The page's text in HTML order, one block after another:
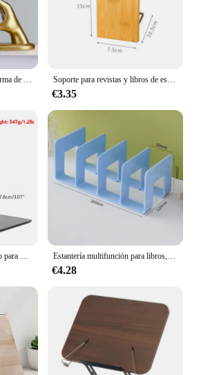
charm of a functional yet
The product's wholesale
from vendors and suppliers
for retailers looking to add a
item to their shelves.
Sujetalibros de mano con forma de corazón, tapón para libros, mano de obra fina, sujetalibros decorativos, soporte para libros para sujetar libros, estante para el hogar y la sala de estar Soporte para revistas y libros de escritorio de bambú natural, organizador, sujetalibros, soporte para libros, estante para libros
€3.35
Sujetalibros de Metal pesado para hombres, serie Star, Nave espacial, regalos, fanáticos, entusiastas de los libros, oficina, escritorio, hogar, Oficina Estantería multifunción para libros, revistas, sujetalibros de almacenamiento, soporte organizador de escritorio para libros, archivos de CD, suministros escolares y de oficina
€4.28